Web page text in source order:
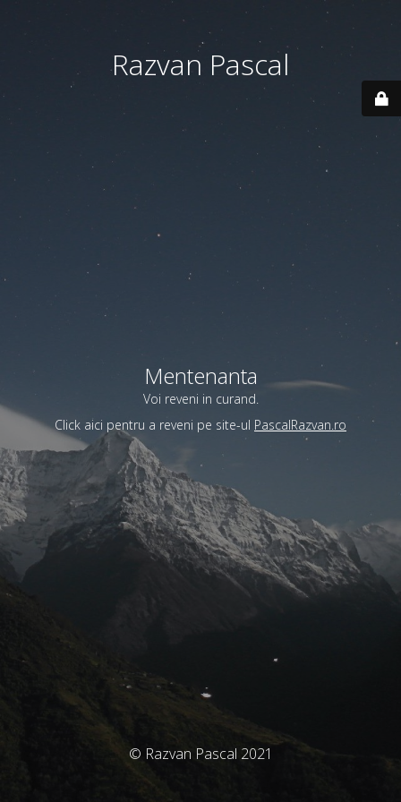
Razvan Pascal
Mentenanta
Voi reveni in curand.
Click aici pentru a reveni pe site-ul PascalRazvan.ro
© Razvan Pascal 2021